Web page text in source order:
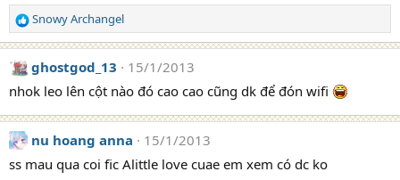
R
e
a
c
t
o
n
s
:
Snowy Archangel
ghostgod_13
15/1/2013
nhok leo lên cột nào đó cao cao cũng dk để đón wifi
nu hoang anna
15/1/2013
ss mau qua coi fic Alittle love cuae em xem có dc ko